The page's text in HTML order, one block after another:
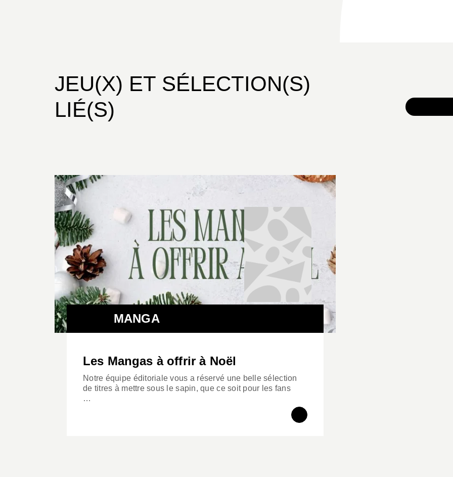
JEU(X) ET SÉLECTION(S)
LIÉ(S)
MANGA
Les Mangas à offrir à Noël
Notre équipe éditoriale vous a réservé une belle sélection
de titres à mettre sous le sapin, que ce soit pour les fans
…